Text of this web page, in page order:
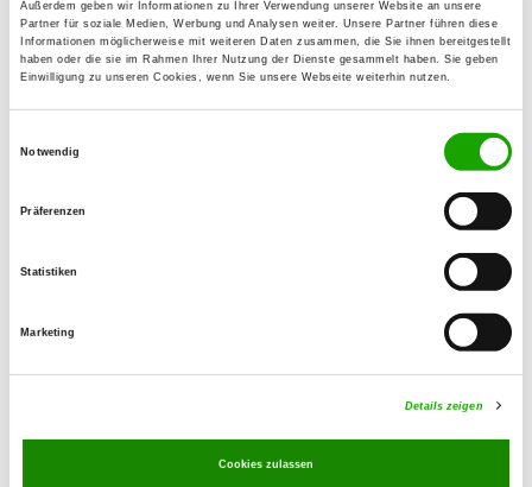
Außerdem geben wir Informationen zu Ihrer Verwendung unserer Website an unsere
Partner für soziale Medien, Werbung und Analysen weiter. Unsere Partner führen diese
Informationen möglicherweise mit weiteren Daten zusammen, die Sie ihnen bereitgestellt
haben oder die sie im Rahmen Ihrer Nutzung der Dienste gesammelt haben. Sie geben
Einwilligung zu unseren Cookies, wenn Sie unsere Webseite weiterhin nutzen.
Notwendig
Präferenzen
Statistiken
Marketing
Details zeigen
Cookies zulassen
Holzfeld 1
73432 Aalen-Brastelburg
karl-heinz-meier@gmx.de
Samstag 15:00 h - 19:00 h